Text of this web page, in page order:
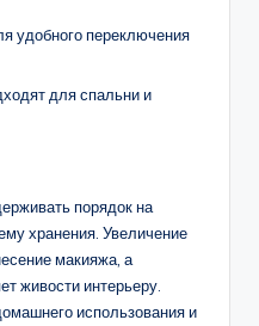
удобного переключения
для спальни и
порядок на
хранения. Увеличение
макияжа, а
живости интерьеру.
использования и